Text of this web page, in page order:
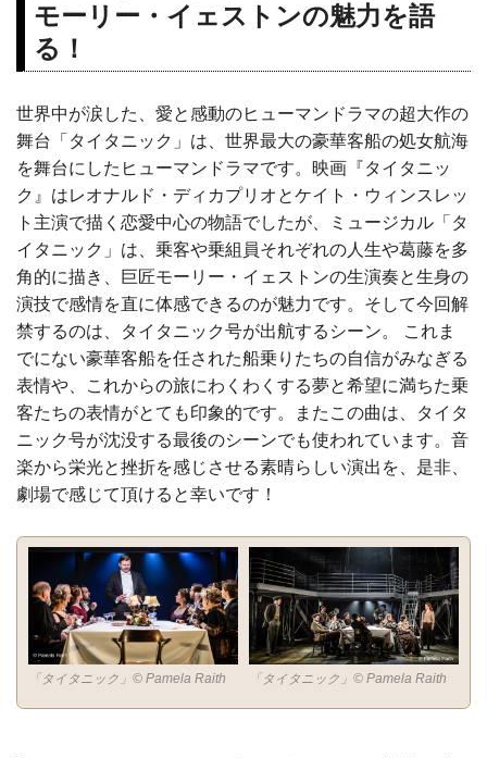
モーリー・イェストンの魅力を語
る！
世界中が涙した、愛と感動のヒューマンドラマの超大作の
舞台「タイタニック」は、世界最大の豪華客船の処女航海
を舞台にしたヒューマンドラマです。映画『タイタニッ
ク』はレオナルド・ディカプリオとケイト・ウィンスレッ
ト主演で描く恋愛中心の物語でしたが、ミュージカル「タ
イタニック」は、乗客や乗組員それぞれの人生や葛藤を多
角的に描き、巨匠モーリー・イェストンの生演奏と生身の
演技で感情を直に体感できるのが魅力です。そして今回解
禁するのは、タイタニック号が出航するシーン。 これま
でにない豪華客船を任された船乗りたちの自信がみなぎる
表情や、これからの旅にわくわくする夢と希望に満ちた乗
客たちの表情がとても印象的です。またこの曲は、タイタ
ニック号が沈没する最後のシーンでも使われています。音
楽から栄光と挫折を感じさせる素晴らしい演出を、是非、
劇場で感じて頂けると幸いです！
「タイタニック」© Pamela Raith 「タイタニック」© Pamela Raith